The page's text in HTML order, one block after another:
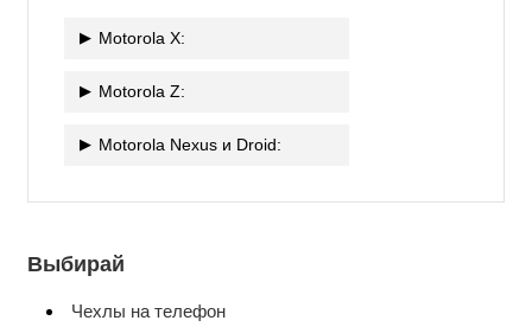
Motorola X:
Motorola Z:
Motorola Nexus и Droid:
Выбирай
Чехлы на телефон